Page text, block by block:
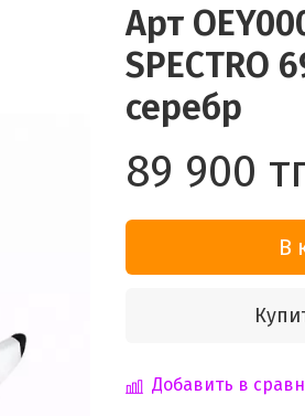
Арт
SPECTRO
серебр
89 900
В
Добавить в